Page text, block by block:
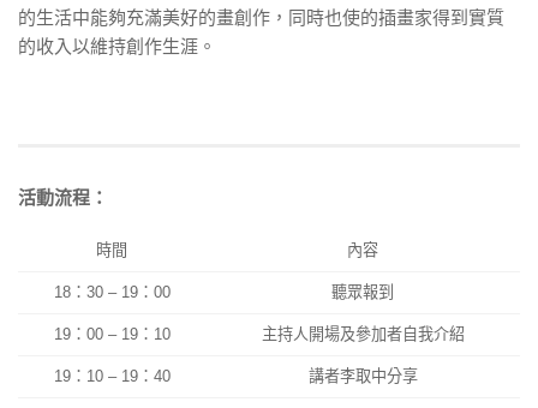
的生活中能夠充滿美好的畫創作， 同時也使的插畫家得到實質
的收入以維持創作生涯。
活動流程：
時間 內容
18：30 – 19：00 聽眾報到
19：00 – 19：10 主持人開場及參加者自我介紹
19：10 – 19：40 講者李取中分享